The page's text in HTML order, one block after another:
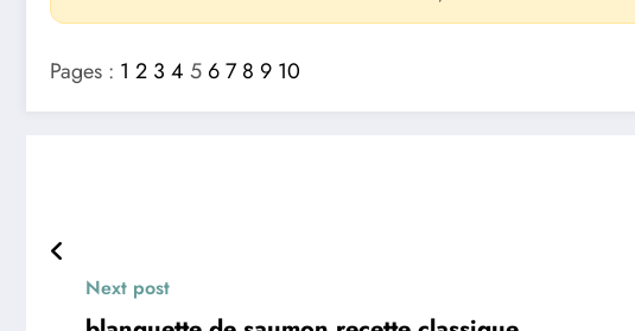
Pages : 1 2 3 4 5 67 8 9 10
Next post